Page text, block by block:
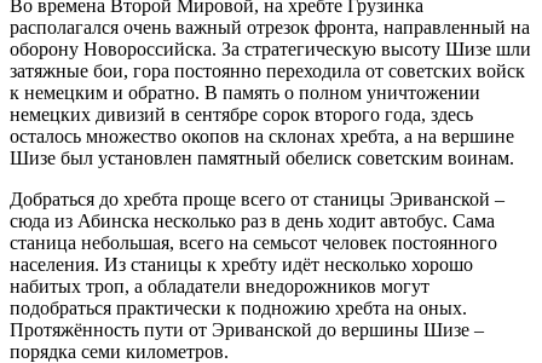
Во времена Второй Мировой, на хребте Грузинка
располагался очень важный отрезок фронта, направленный на
оборону Новороссийска. За стратегическую высоту Шизе шли
затяжные бои, гора постоянно переходила от советских войск
к немецким и обратно. В память о полном уничтожении
немецких дивизий в сентябре сорок второго года, здесь
осталось множество окопов на склонах хребта, а на вершине
Шизе был установлен памятный обелиск советским воинам.
Добраться до хребта проще всего от станицы Эриванской –
сюда из Абинска несколько раз в день ходит автобус. Сама
станица небольшая, всего на семьсот человек постоянного
населения. Из станицы к хребту идёт несколько хорошо
набитых троп, а обладатели внедорожников могут
подобраться практически к подножию хребта на оных.
Протяжённость пути от Эриванской до вершины Шизе –
порядка семи километров.